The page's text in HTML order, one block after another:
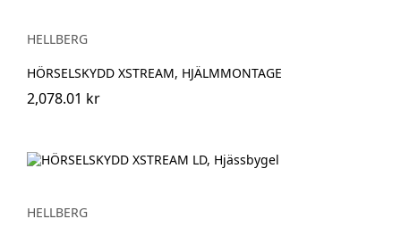
HELLBERG
HÖRSELSKYDD XSTREAM, HJÄLMMONTAGE
2,078.01 kr
HELLBERG